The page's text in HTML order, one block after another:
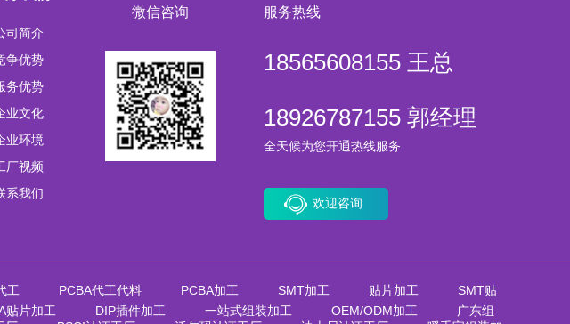
司简介
争优势
务优势
业文化
业环境
厂视频
系我们
微信咨询 服务热线
18565608155 王总
18926787155 郭经理
全天候为您开通热线服务
欢迎咨询
工 PCBA代工代料 PCBA加工 SMT加工 贴片加工
SMT贴
贴片加工 DIP插件加工 一站式组装加工 OEM/ODM加工
广东组